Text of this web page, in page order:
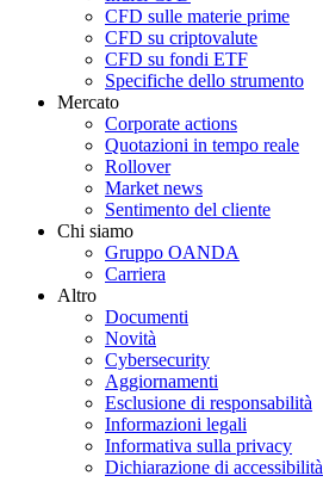
CFD sulle materie prime
CFD su criptovalute
CFD su fondi ETF
Specifiche dello strumento
Mercato
Corporate actions
Quotazioni in tempo reale
Rollover
Market news
Sentimento del cliente
Chi siamo
Gruppo OANDA
Carriera
Altro
Documenti
Novità
Cybersecurity
Aggiornamenti
Esclusione di responsabilità
Informazioni legali
Informativa sulla privacy
Dichiarazione di accessibilità